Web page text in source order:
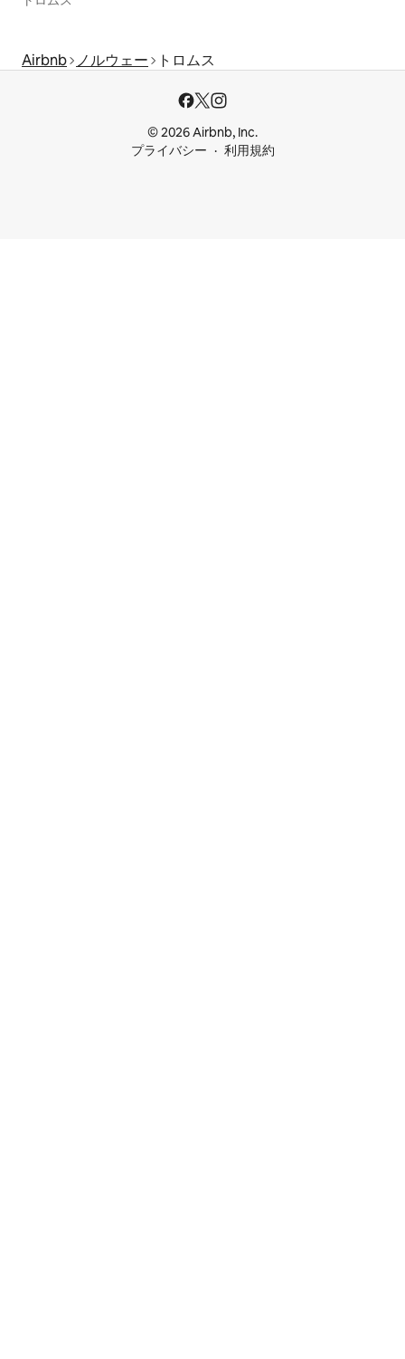
Airbnb ノルウェー トロムス
© 2026 Airbnb, Inc.
プライバシー
利用規約